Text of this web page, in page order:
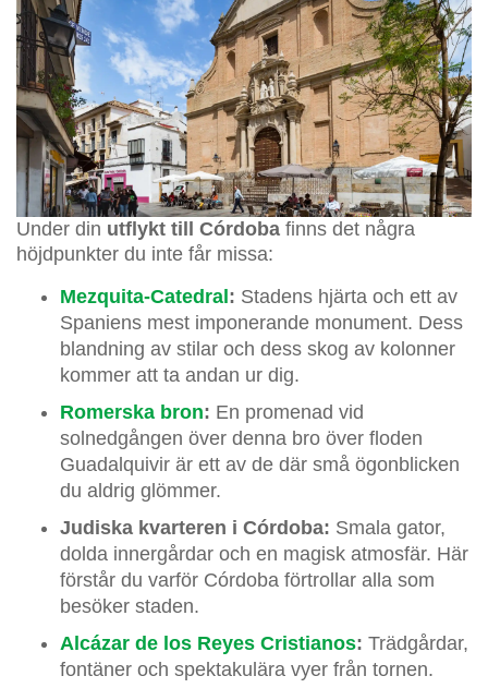
Under din utflykt till Córdoba finns det några
höjdpunkter du inte får missa:
Mezquita-Catedral : Stadens hjärta och ett av
Spaniens mest imponerande monument. Dess
blandning av stilar och dess skog av kolonner
kommer att ta andan ur dig.
Romerska bron: En promenad vid
solnedgången över denna bro över floden
Guadalquivir är ett av de där små ögonblicken
du aldrig glömmer.
Judiska kvarteren i Córdoba: Smala gator,
dolda innergårdar och en magisk atmosfär. Här
förstår du varför Córdoba förtrollar alla som
besöker staden.
Alcázar de los Reyes Cristianos: Trädgårdar,
fontäner och spektakulära vyer från tornen.